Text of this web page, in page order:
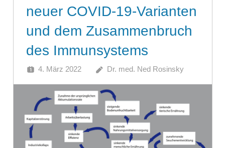
neuer COVID-19-Varianten
und dem Zusammenbruch
des Immunsystems
4. März 2022 Dr. med. Ned Rosinsky